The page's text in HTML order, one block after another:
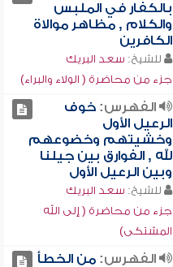
بالكفار في الملبس
والكلام , مظاهر موالاة
الكافرين
للشيخ: سعد البريك
جزء من محاضرة ( الولاء والبراء)
الفهرس:خوف
الرعيل الأول
وخشيتهم وخضوعهم
لله , الفوارق بين جيلنا
وبين الرعيل الأول
للشيخ: سعد البريك
جزء من محاضرة ( إلى الله
المشتكى)
الفهرس:من الخطأ